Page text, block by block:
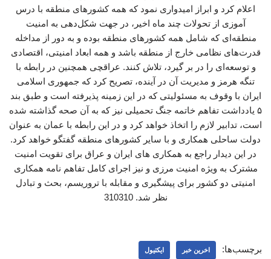
اعلام کرد و ابراز امیدواری نمود که همه کشورهای منطقه با درس
آموزی از تحولات چند ماه اخیر، در جهت شکل‌دهی به امنیت
منطقه‌ای که شامل همه کشورهای منطقه بوده و به دور از مداخله
قدرت‌های نظامی خارج از منطقه باشد و همه ابعاد امنیتی، اقتصادی
و توسعه‌ای را در بر گیرد، تلاش کنند. عراقچی همچنین در رابطه با
تنگه هرمز و مدیریت آن در آینده، تصریح کرد که جمهوری اسلامی
ایران با وقوف به مسئولیتی که در این زمینه پذیرفته است و طبق بند
۵ یادداشت تفاهم خاتمه جنگ تحمیلی نیز که به آن صحه گذاشته شده
است، تدابیر لازم را اتخاذ خواهد کرد و در این رابطه با عمان به عنوان
دولت ساحلی همکاری و با سایر کشورهای منطقه گفتگو خواهد کرد.
در این دیدار راجع به همکاری ‌های ایران و عراق برای تقویت امنیت
مشترک به ویژه امنیت مرزی و نیز اجرای کامل تفاهم نامه همکاری
امنیتی دو کشور برای پیشگیری و مقابله با تروریسم، بحث و تبادل
نظر شد. 310310
برچسب‌ها: اخرین خبر ایکتیول